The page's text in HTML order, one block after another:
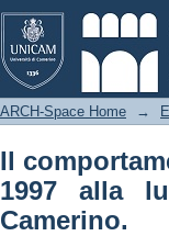
Il
recenti
ARCH-Space Home →
Il
1997 alla
Camerino.